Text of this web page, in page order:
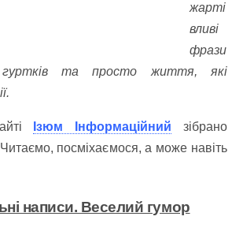
жарті
вливі
фрази
та просто життя, які
Ізюм Інформаційний зібрано
Читаємо, посміхаємося, а може навіть
написи. Веселий гумор